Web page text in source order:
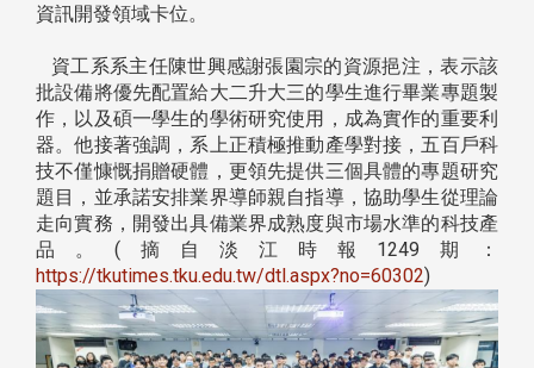
資訊開發領域卡位。
資工系系主任陳世興感謝張園宗的資源挹注，表示該
批設備將優先配置給大二升大三的學生進行畢業專題製
作，以及碩一學生的學術研究使用，成為實作的重要利
器。他接著強調，系上正積極推動產學對接，五百戶科
技不僅慷慨捐贈硬體，更領先提供三個具體的專題研究
題目，並承諾安排業界導師親自指導，協助學生從理論
走向實務，開發出具備業界成熟度與市場水準的科技產
品。(摘自淡江時報1249期：
https://tkutimes.tku.edu.tw/dtl.aspx?no=60302)